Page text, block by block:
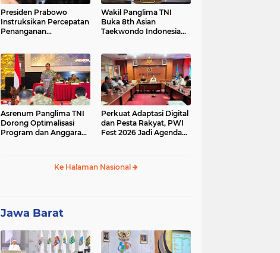
Presiden Prabowo
Instruksikan Percepatan
Penanganan
BBM
Wakil Panglima TNI
Buka 8th Asian
Taekwondo Indonesia
Asrenum Panglima TNI
Dorong Optimalisasi
Program dan Anggaran
Perkuat Adaptasi Digital
dan Pesta Rakyat, PWI
Fest 2026 Jadi Agenda
Ke Halaman Nasional
Jawa Barat